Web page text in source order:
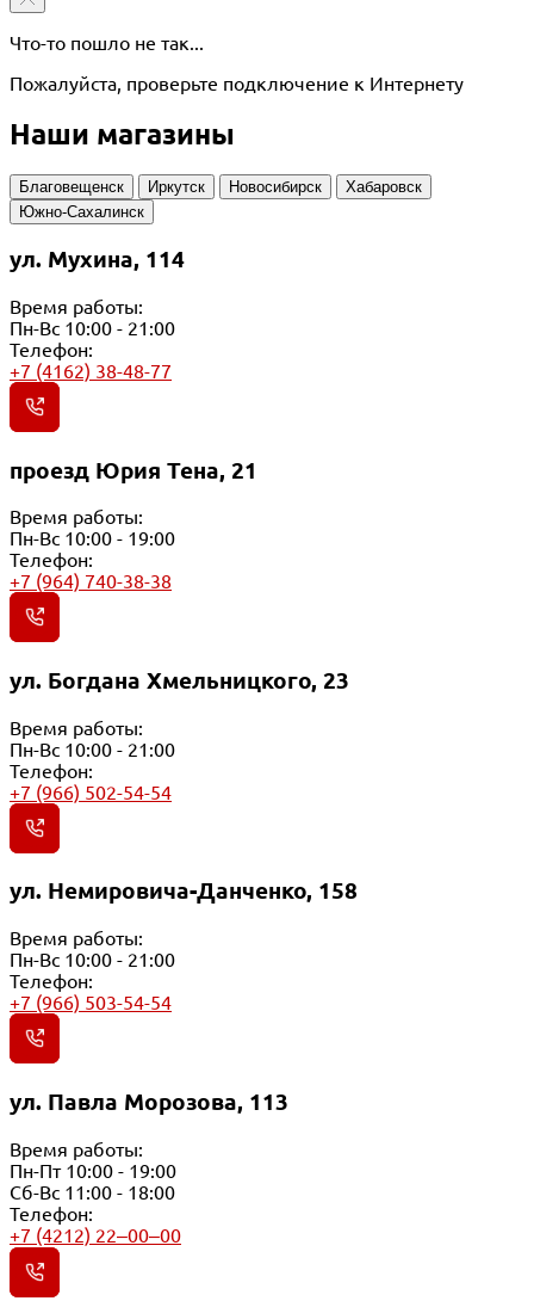
Что-то пошло не так...
Пожалуйста, проверьте подключение к Интернету
Наши магазины
Благовещенск Иркутск Новосибирск
Хабаровск
Южно-Сахалинск
ул. Мухина, 114
Время работы:
Пн-Вс 10:00 - 21:00
Телефон:
+7 (4162) 38-48-77
проезд Юрия Тена, 21
Время работы:
Пн-Вс 10:00 - 19:00
Телефон:
+7 (964) 740-38-38
ул. Богдана Хмельницкого, 23
Время работы:
Пн-Вс 10:00 - 21:00
Телефон:
+7 (966) 502-54-54
ул. Немировича-Данченко, 158
Время работы:
Пн-Вс 10:00 - 21:00
Телефон:
+7 (966) 503-54-54
ул. Павла Морозова, 113
Время работы:
Пн-Пт 10:00 - 19:00
Сб-Вс 11:00 - 18:00
Телефон:
+7 (4212) 22‒00‒00